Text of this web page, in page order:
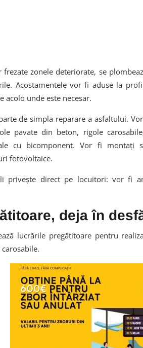
frezate zonele deteriorate, se
Acostamentele vor fi aduse la
acolo unde este necesar.
de simpla reparare a asfaltului.
pavate din beton, rigole
cu bicomponent. Vor fi montați
fotovoltaice.
privește direct pe locuitori: vor fi
deja în
lucrările pregătitoare pentru